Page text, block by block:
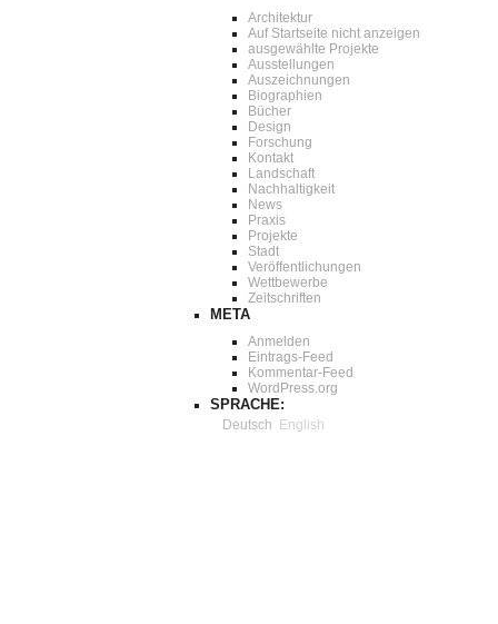
Architektur
Auf Startseite nicht anzeigen
ausgewählte Projekte
Ausstellungen
Auszeichnungen
Biographien
Bücher
Design
Forschung
Kontakt
Landschaft
Nachhaltigkeit
News
Praxis
Projekte
Stadt
Veröffentlichungen
Wettbewerbe
Zeitschriften
META
Anmelden
Eintrags-Feed
Kommentar-Feed
WordPress.org
SPRACHE:
Deutsch English